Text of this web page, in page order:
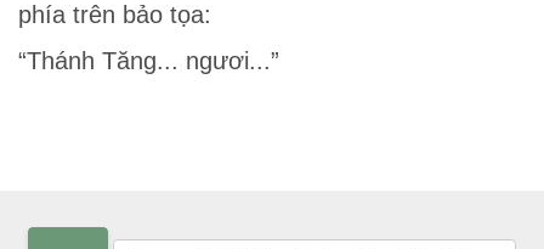
phía trên bảo tọa:
“Thánh Tăng... ngươi...”